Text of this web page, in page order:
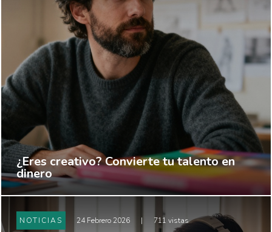
¿Eres creativo? Convierte tu talento en
dinero
NOTICIAS 24 Febrero 2026 | 711 vistas